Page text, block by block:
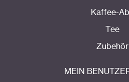
Kaffee-
Tee
Zubehör
MEIN